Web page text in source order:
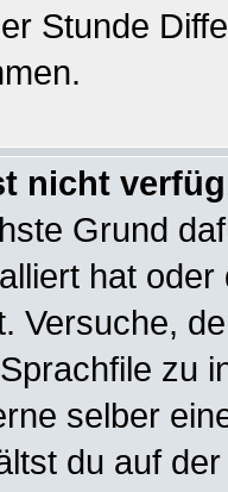
Stunde
nicht
Grund
hat
Versuche,
zu
selber
du auf